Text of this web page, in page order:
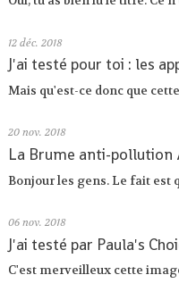
12 déc. 2018
J'ai testé pour toi : les
Mais qu'est-ce donc que
20 nov. 2018
La Brume anti-pollution
Bonjour les gens. Le fait est
06 nov. 2018
J'ai testé par Paula's
C'est merveilleux cette